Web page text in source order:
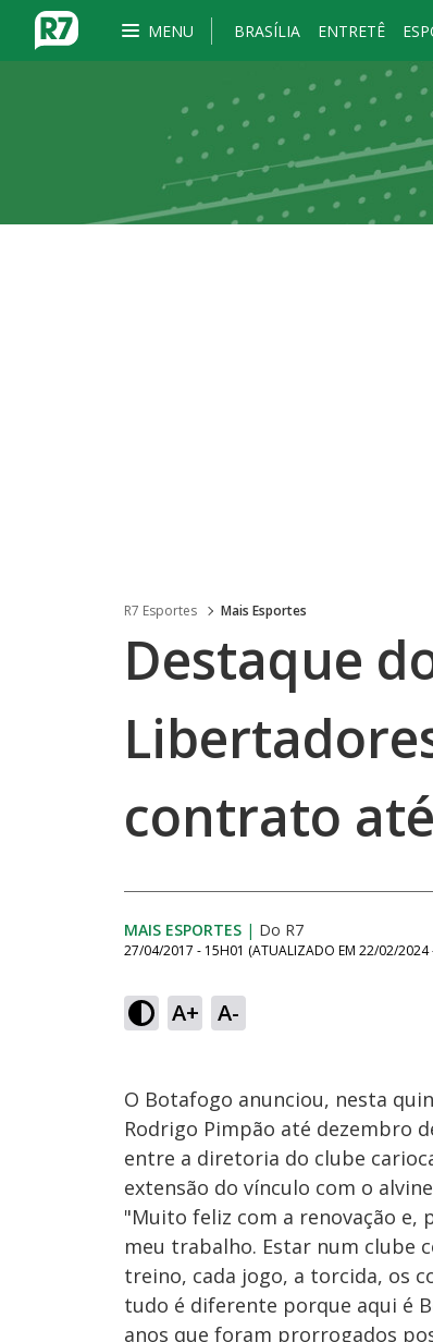
MENU BRASÍLIA ENTRETÊ
R7 Esportes Mais Esportes
Destaque
contrato
MAIS ESPORTES | Do R7
27/04/2017 - 15H01 (ATUALIZADO EM 22/02/2024
A+ A-
O Botafogo anunciou, nesta
Rodrigo Pimpão até dezembro
entre a diretoria do clube
extensão do vínculo com o
"Muito feliz com a renovação e,
meu trabalho. Estar num clube
treino, cada jogo, a torcida, os
tudo é diferente porque aqui é
anos que foram prorrogados